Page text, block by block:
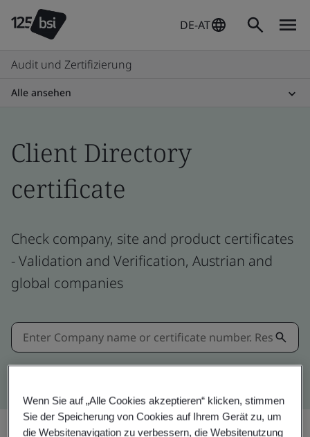
DE-AT
Audit und Zertifizierung
Alle ansehen
Client Directory
certificate
Check company, site and product certificates
- Validation and Verification, Austrian and
global companies
Wenn Sie auf „Alle Cookies akzeptieren“ klicken, stimmen
Sie der Speicherung von Cookies auf Ihrem Gerät zu, um
die Websitenavigation zu verbessern, die Websitenutzung